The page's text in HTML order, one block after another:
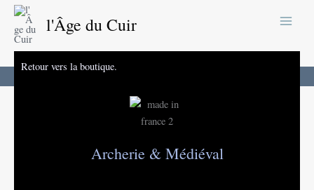
Aller
contenu
l'Âge du Cuir
Archerie & médiéval
Retour vers la boutique.
Archerie & Médiéval